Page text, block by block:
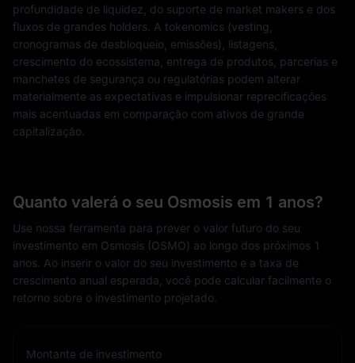
profundidade de liquidez, do suporte de market makers e dos
fluxos de grandes holders. A tokenomics (vesting,
cronogramas de desbloqueio, emissões), listagens,
crescimento do ecossistema, entrega de produtos, parcerias e
manchetes de segurança ou regulatórias podem alterar
materialmente as expectativas e impulsionar reprecificações
mais acentuadas em comparação com ativos de grande
capitalização.
Quanto valerá o seu Osmosis em 1 anos?
Use nossa ferramenta para prever o valor futuro do seu
investimento em Osmosis (OSMO) ao longo dos próximos 1
anos. Ao inserir o valor do seu investimento e a taxa de
crescimento anual esperada, você pode calcular facilmente o
retorno sobre o investimento projetado.
Montante de investimento